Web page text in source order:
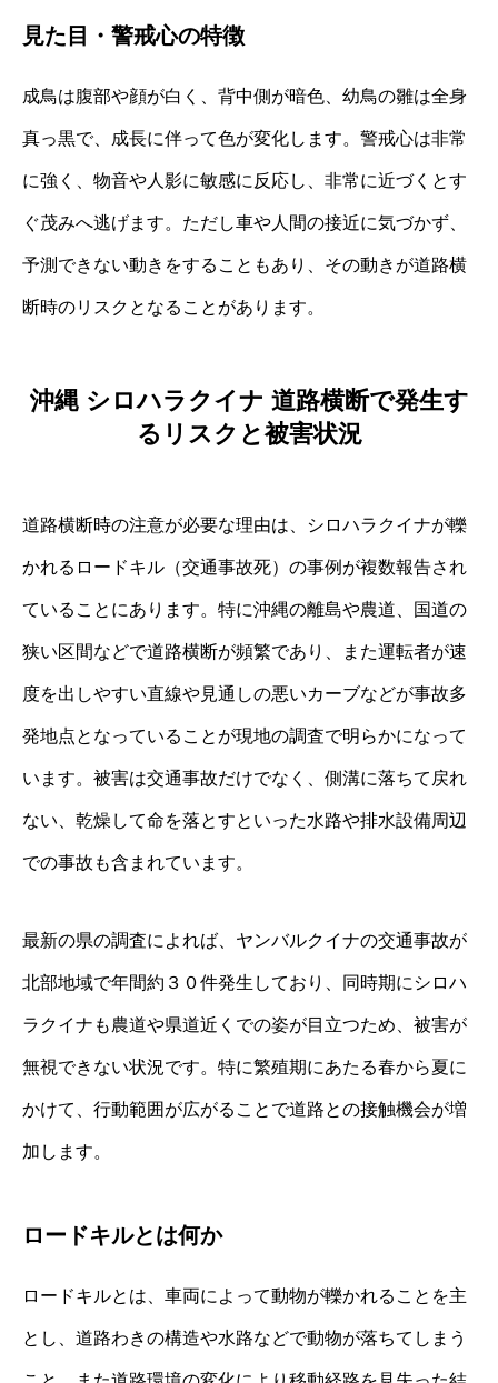
見た目・警戒心の特徴
成鳥は腹部や顔が白く、背中側が暗色、幼鳥の雛は全身
真っ黒で、成長に伴って色が変化します。警戒心は非常
に強く、物音や人影に敏感に反応し、非常に近づくとす
ぐ茂みへ逃げます。ただし車や人間の接近に気づかず、
予測できない動きをすることもあり、その動きが道路横
断時のリスクとなることがあります。
沖縄 シロハラクイナ 道路横断で発生す
るリスクと被害状況
道路横断時の注意が必要な理由は、シロハラクイナが轢
かれるロードキル（交通事故死）の事例が複数報告され
ていることにあります。特に沖縄の離島や農道、国道の
狭い区間などで道路横断が頻繁であり、また運転者が速
度を出しやすい直線や見通しの悪いカーブなどが事故多
発地点となっていることが現地の調査で明らかになって
います。被害は交通事故だけでなく、側溝に落ちて戻れ
ない、乾燥して命を落とすといった水路や排水設備周辺
での事故も含まれています。
最新の県の調査によれば、ヤンバルクイナの交通事故が
北部地域で年間約３０件発生しており、同時期にシロハ
ラクイナも農道や県道近くでの姿が目立つため、被害が
無視できない状況です。特に繁殖期にあたる春から夏に
かけて、行動範囲が広がることで道路との接触機会が増
加します。
ロードキルとは何か
ロードキルとは、車両によって動物が轢かれることを主
とし、道路わきの構造や水路などで動物が落ちてしまう